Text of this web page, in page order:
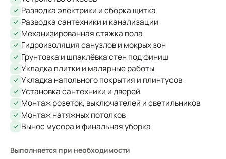
Разводка электрики и сборка щитка
Разводка сантехники и канализации
Механизированная стяжка пола
Гидроизоляция санузлов и мокрых зон
Грунтовка и шпаклёвка стен под финиш
Укладка плитки и малярные работы
Укладка напольного покрытия и плинтусов
Установка сантехники и дверей
Монтаж розеток, выключателей и светильников
Монтаж натяжных потолков
Вынос мусора и финальная уборка
Выполняется при необходимости